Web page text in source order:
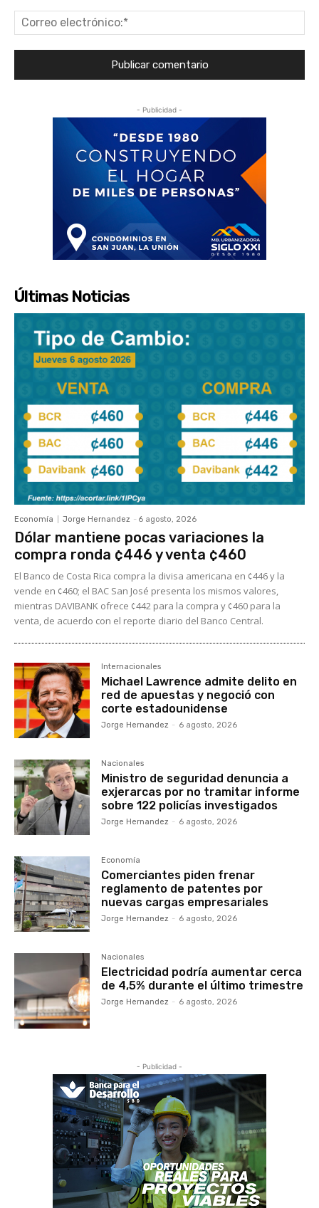
- Publicidad -
Últimas Noticias
Economía Jorge Hernandez - 6 agosto, 2026
Dólar mantiene pocas variaciones la
compra ronda ¢446 y venta ¢460
El Banco de Costa Rica compra la divisa americana en ¢446 y la
vende en ¢460; el BAC San José presenta los mismos valores,
mientras DAVIBANK ofrece ¢442 para la compra y ¢460 para la
venta, de acuerdo con el reporte diario del Banco Central.
Internacionales
Michael Lawrence admite delito en
red de apuestas y negoció con
corte estadounidense
Jorge Hernandez - 6 agosto, 2026
Nacionales
Ministro de seguridad denuncia a
exjerarcas por no tramitar informe
sobre 122 policías investigados
Jorge Hernandez - 6 agosto, 2026
Economía
Comerciantes piden frenar
reglamento de patentes por
nuevas cargas empresariales
Jorge Hernandez - 6 agosto, 2026
Nacionales
Electricidad podría aumentar cerca
de 4,5% durante el último trimestre
Jorge Hernandez - 6 agosto, 2026
- Publicidad -